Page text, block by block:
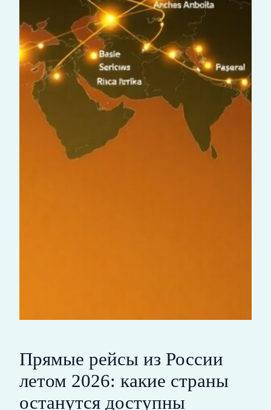
Прямые рейсы из России
летом 2026: какие страны
останутся доступны